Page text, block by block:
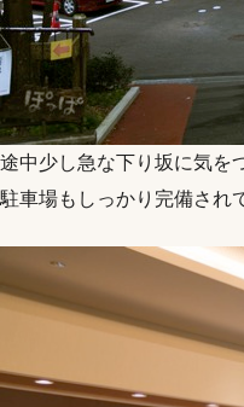
途中少し急な下り坂に気を
駐車場もしっかり完備され